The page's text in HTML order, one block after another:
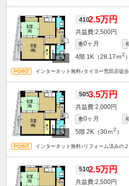
4102.5万円
2,500円
敷0ヶ月
4階 1K（28.17ｍ2 ）
インターネット無料♪タイヨー荒田店徒
5053.5万円
2,000円
敷0ヶ月
5階 2K（30ｍ2 ）
インターネット無料♪リフォーム済みの
5102.5万円
2,500円